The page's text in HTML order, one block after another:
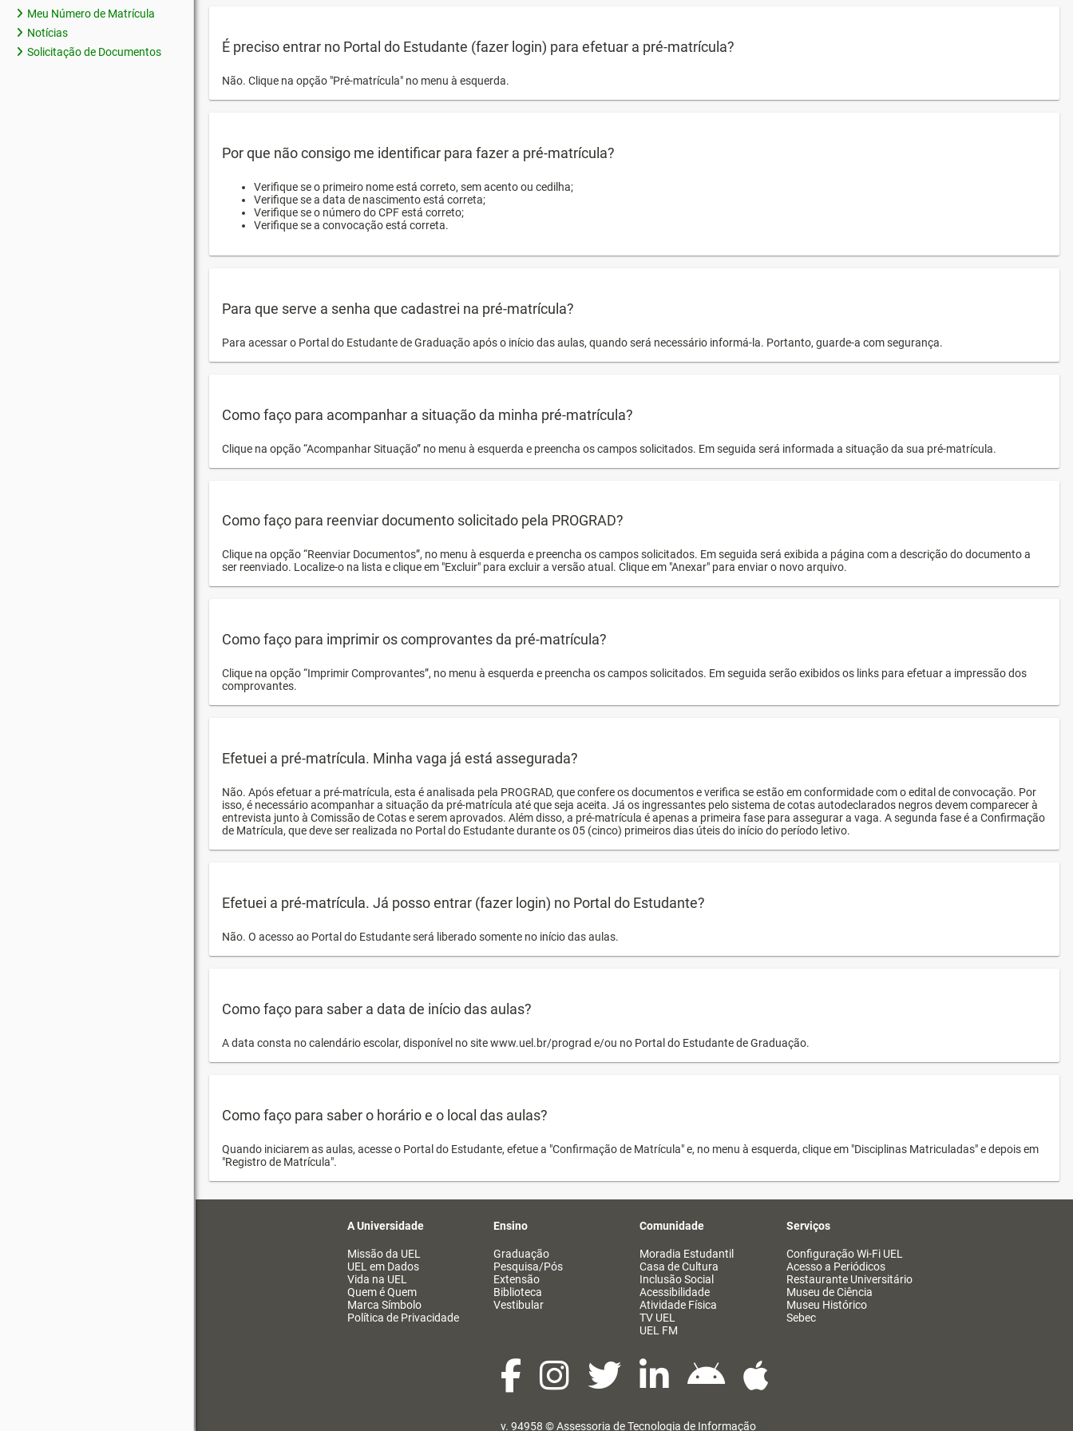
Meu Número de Matrícula
Notícias
Solicitação de Documentos
É preciso entrar no Portal do Estudante (fazer login) para efetuar a pré-matrícula?
Não. Clique na opção "Pré-matrícula" no menu à esquerda.
Por que não consigo me identificar para fazer a pré-matrícula?
Verifique se o primeiro nome está correto, sem acento ou cedilha;
Verifique se a data de nascimento está correta;
Verifique se o número do CPF está correto;
Verifique se a convocação está correta.
Para que serve a senha que cadastrei na pré-matrícula?
Para acessar o Portal do Estudante de Graduação após o início das aulas, quando será necessário informá-la. Portanto, guarde-a com segurança.
Como faço para acompanhar a situação da minha pré-matrícula?
Clique na opção “Acompanhar Situação” no menu à esquerda e preencha os campos solicitados. Em seguida será informada a situação da sua pré-matrícula.
Como faço para reenviar documento solicitado pela PROGRAD?
Clique na opção “Reenviar Documentos”, no menu à esquerda e preencha os campos solicitados. Em seguida será exibida a página com a descrição do documento a
ser reenviado. Localize-o na lista e clique em "Excluir" para excluir a versão atual. Clique em "Anexar" para enviar o novo arquivo.
Como faço para imprimir os comprovantes da pré-matrícula?
Clique na opção “Imprimir Comprovantes”, no menu à esquerda e preencha os campos solicitados. Em seguida serão exibidos os links para efetuar a impressão dos
comprovantes.
Efetuei a pré-matrícula. Minha vaga já está assegurada?
Não. Após efetuar a pré-matrícula, esta é analisada pela PROGRAD, que confere os documentos e verifica se estão em conformidade com o edital de convocação. Por
isso, é necessário acompanhar a situação da pré-matrícula até que seja aceita. Já os ingressantes pelo sistema de cotas autodeclarados negros devem comparecer à
entrevista junto à Comissão de Cotas e serem aprovados. Além disso, a pré-matrícula é apenas a primeira fase para assegurar a vaga. A segunda fase é a Confirmação
de Matrícula, que deve ser realizada no Portal do Estudante durante os 05 (cinco) primeiros dias úteis do início do período letivo.
Efetuei a pré-matrícula. Já posso entrar (fazer login) no Portal do Estudante?
Não. O acesso ao Portal do Estudante será liberado somente no início das aulas.
Como faço para saber a data de início das aulas?
A data consta no calendário escolar, disponível no site www.uel.br/prograd e/ou no Portal do Estudante de Graduação.
Como faço para saber o horário e o local das aulas?
Quando iniciarem as aulas, acesse o Portal do Estudante, efetue a "Confirmação de Matrícula" e, no menu à esquerda, clique em "Disciplinas Matriculadas" e depois em
"Registro de Matrícula".
A Universidade
Missão da UEL
UEL em Dados
Vida na UEL
Quem é Quem
Marca Símbolo
Política de Privacidade
Ensino
Graduação
Pesquisa/Pós
Extensão
Biblioteca
Vestibular
Comunidade
Moradia Estudantil
Casa de Cultura
Inclusão Social
Acessibilidade
Atividade Física
TV UEL
UEL FM
Serviços
Configuração Wi-Fi UEL
Acesso a Periódicos
Restaurante Universitário
Museu de Ciência
Museu Histórico
Sebec
v. 94958 ©Assessoria de Tecnologia de Informação